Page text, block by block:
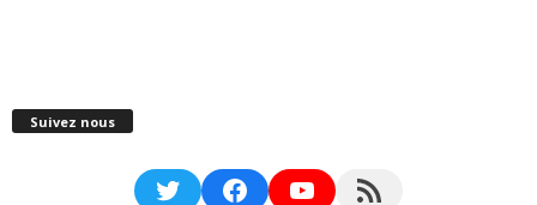
Suivez nous
TwitterFacebookYouTubeRSS Feed